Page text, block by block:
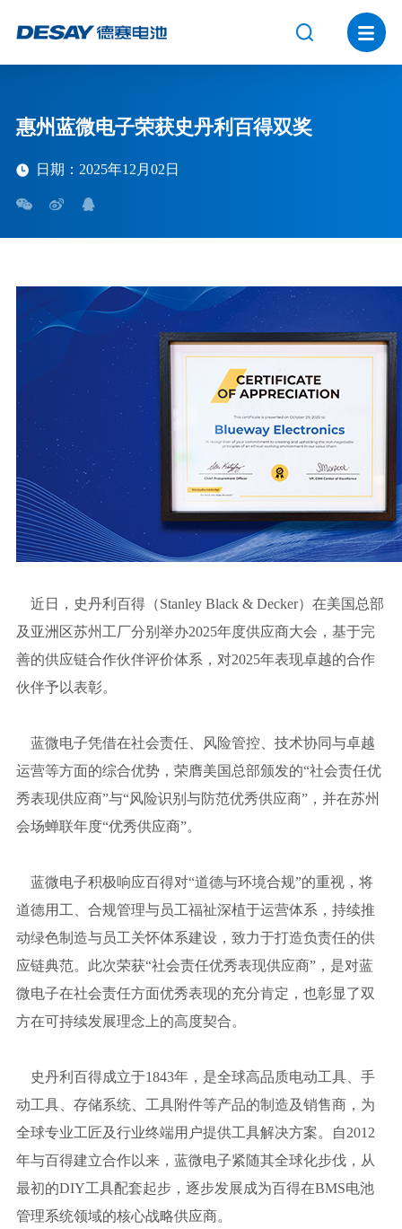
惠州蓝微电子荣获史丹利百得双奖
日期：2025年12月02日
近日，史丹利百得（Stanley Black & Decker）在美国总部
及亚洲区苏州工厂分别举办2025年度供应商大会，基于完
善的供应链合作伙伴评价体系，对2025年表现卓越的合作
伙伴予以表彰。
蓝微电子凭借在社会责任、风险管控、技术协同与卓越
运营等方面的综合优势，荣膺美国总部颁发的“社会责任优
秀表现供应商”与“风险识别与防范优秀供应商”，并在苏州
会场蝉联年度“优秀供应商”。
蓝微电子积极响应百得对“道德与环境合规”的重视，将
道德用工、合规管理与员工福祉深植于运营体系，持续推
动绿色制造与员工关怀体系建设，致力于打造负责任的供
应链典范。此次荣获“社会责任优秀表现供应商”，是对蓝
微电子在社会责任方面优秀表现的充分肯定，也彰显了双
方在可持续发展理念上的高度契合。
史丹利百得成立于1843年，是全球高品质电动工具、手
动工具、存储系统、工具附件等产品的制造及销售商，为
全球专业工匠及行业终端用户提供工具解决方案。自2012
年与百得建立合作以来，蓝微电子紧随其全球化步伐，从
最初的DIY工具配套起步，逐步发展成为百得在BMS电池
管理系统领域的核心战略供应商。